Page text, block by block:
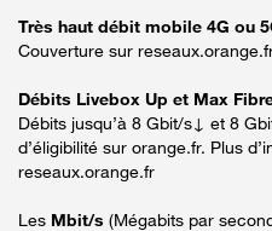
Très haut débit mobile 4G ou
Couverture sur
Débits Livebox Up et Max
Débits jusqu’à 8 Gbit/s↓ et 8
d’éligibilité sur orange.fr. Plus
reseaux.orange.fr
Les Mbit/s (Mégabits par